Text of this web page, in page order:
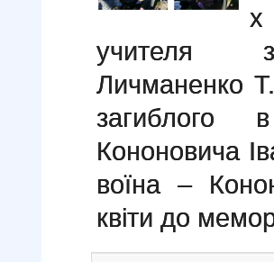
х
учителя
Личманенко
загиблого
Кононовича
воїна –
квіти до